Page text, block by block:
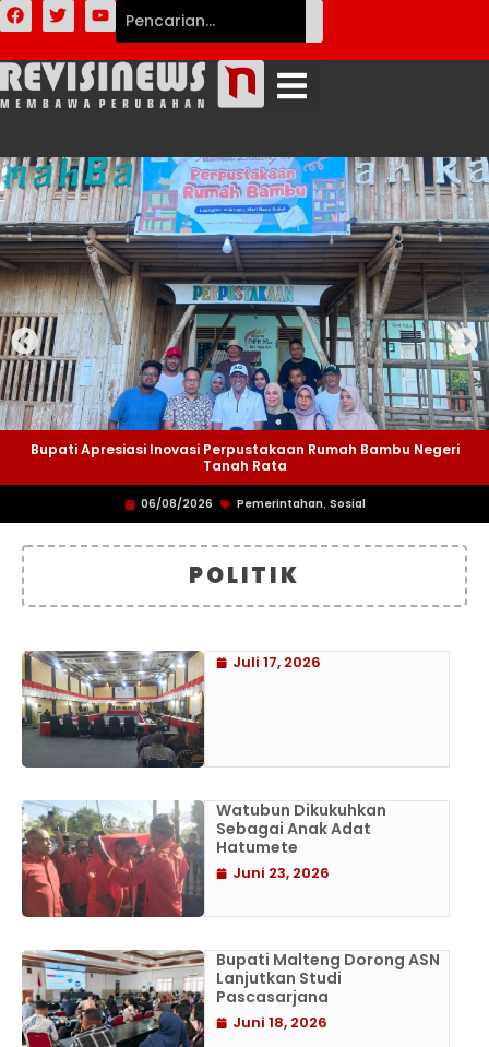
Bupati Apresiasi Inovasi Perpustakaan Rumah Bambu Negeri
Tanah Rata
06/08/2026 Pemerintahan, Sosial
POLITIK
Juli 17, 2026
Watubun Dikukuhkan
Sebagai Anak Adat
Hatumete
Juni 23, 2026
Bupati Malteng Dorong ASN
Lanjutkan Studi
Pascasarjana
Juni 18, 2026